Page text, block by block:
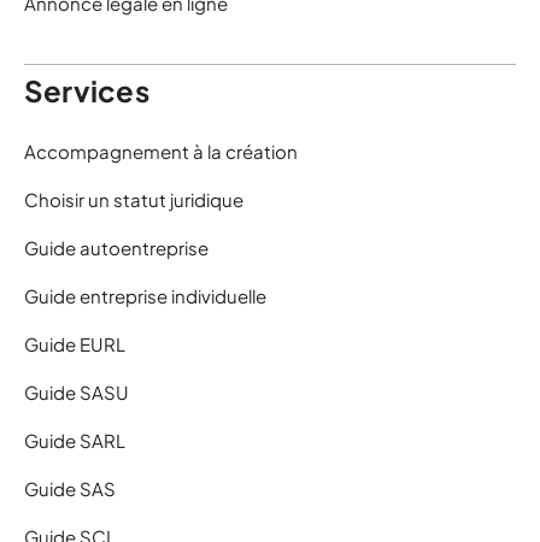
Services
Accompagnement à la création
Choisir un statut juridique
Guide autoentreprise
Guide entreprise individuelle
Guide EURL
Guide SASU
Guide SARL
Guide SAS
Guide SCI